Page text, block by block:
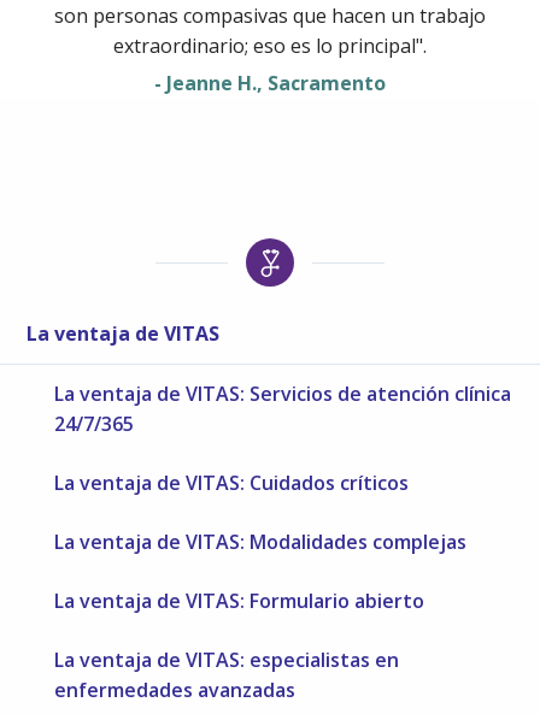
son personas compasivas que hacen un trabajo
extraordinario; eso es lo principal".
- Jeanne H., Sacramento
La ventaja de VITAS
La ventaja de VITAS: Servicios de atención clínica
24/7/365
La ventaja de VITAS: Cuidados críticos
La ventaja de VITAS: Modalidades complejas
La ventaja de VITAS: Formulario abierto
La ventaja de VITAS: especialistas en
enfermedades avanzadas